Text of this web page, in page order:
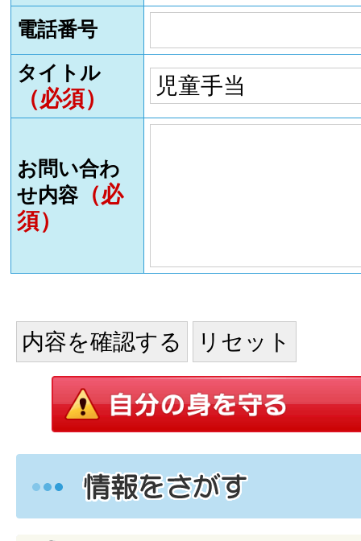
電話番号
タイトル
（必須）
お問い合わ
せ内容（必
須）